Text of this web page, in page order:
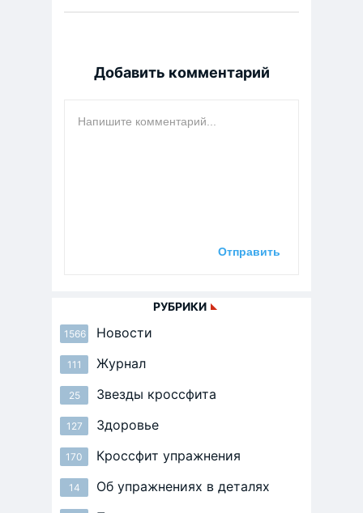
Добавить комментарий
РУБРИКИ
1566 Новости
111 Журнал
25 Звезды кроссфита
127 Здоровье
170 Кроссфит упражнения
14 Об упражнениях в деталях